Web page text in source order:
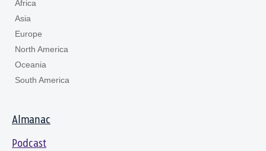
Africa
Asia
Europe
North America
Oceania
South America
Almanac
Podcast